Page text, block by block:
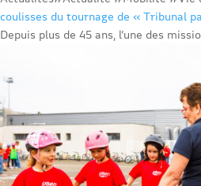
coulisses du tournage de « Tribunal
Depuis plus de 45 ans, l’une des